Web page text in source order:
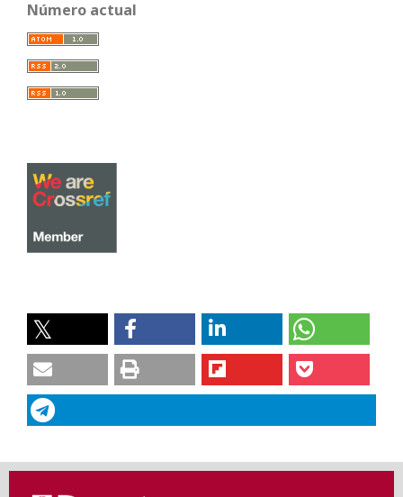
Número actual